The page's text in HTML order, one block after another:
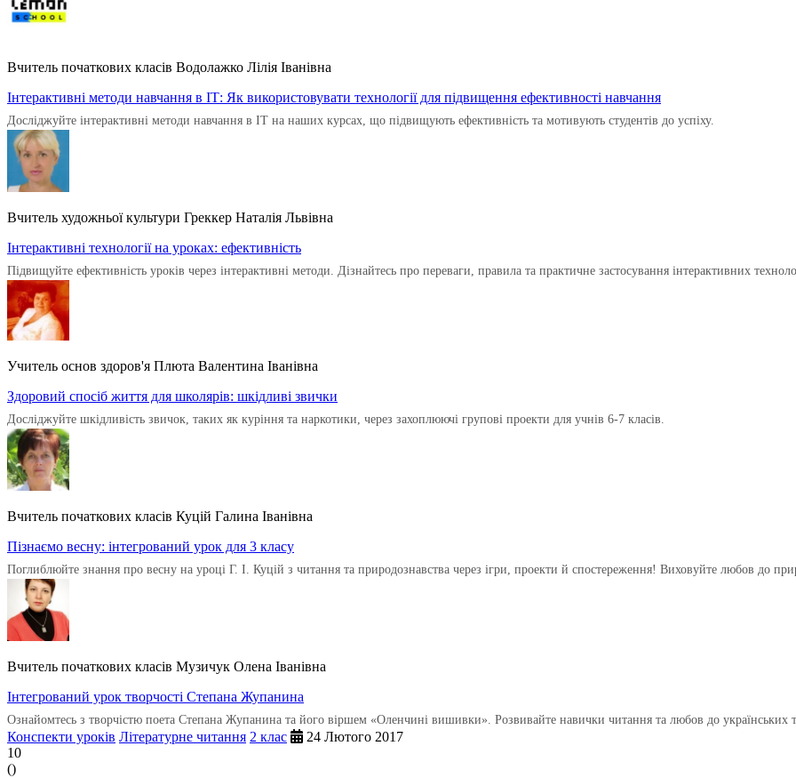
Вчитель початкових класів Водолажко Лілія Іванівна
Інтерактивні методи навчання в ІТ: Як використовувати технології для підвищення ефективності навчання
Досліджуйте інтерактивні методи навчання в ІТ на наших курсах, що підвищують ефективність та мотивують студентів до успіху.
Вчитель художньої культури Греккер Наталія Львівна
Інтерактивні технології на уроках: ефективність
Підвищуйте ефективність уроків через інтерактивні методи. Дізнайтесь про переваги, правила та практичне застосування інтерактивних
Учитель основ здоров'я Плюта Валентина Іванівна
Здоровий спосіб життя для школярів: шкідливі звички
Досліджуйте шкідливість звичок, таких як куріння та наркотики, через захоплюючі групові проекти для учнів 6-7 класів.
Вчитель початкових класів Куцій Галина Іванівна
Пізнаємо весну: інтегрований урок для 3 класу
Поглиблюйте знання про весну на уроці Г. І. Куцій з читання та природознавства через ігри, проекти й спостереження! Виховуйте любов до
Вчитель початкових класів Музичук Олена Іванівна
Інтегрований урок творчості Степана Жупанина
Ознайомтесь з творчістю поета Степана Жупанина та його віршем «Оленчині вишивки». Розвивайте навички читання та любов до українських
Конспекти уроків Літературне читання 2 клас
24 Лютого 2017
10
()